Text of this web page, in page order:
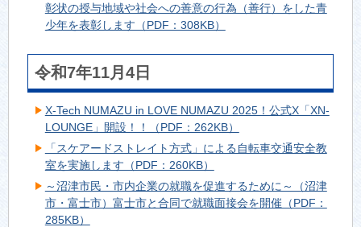
彰状の授与地域や社会への善意の行為（善行）をした青
少年を表彰します（PDF：308KB）
令和7年11月4日
X-Tech NUMAZU in LOVE NUMAZU 2025！公式X「XN-
LOUNGE」開設！！（PDF：262KB）
「スケアードストレイト方式」による自転車交通安全教
室を実施します（PDF：260KB）
～沼津市民・市内企業の就職を促進するために～（沼津
市・富士市）富士市と合同で就職面接会を開催（PDF：
285KB）